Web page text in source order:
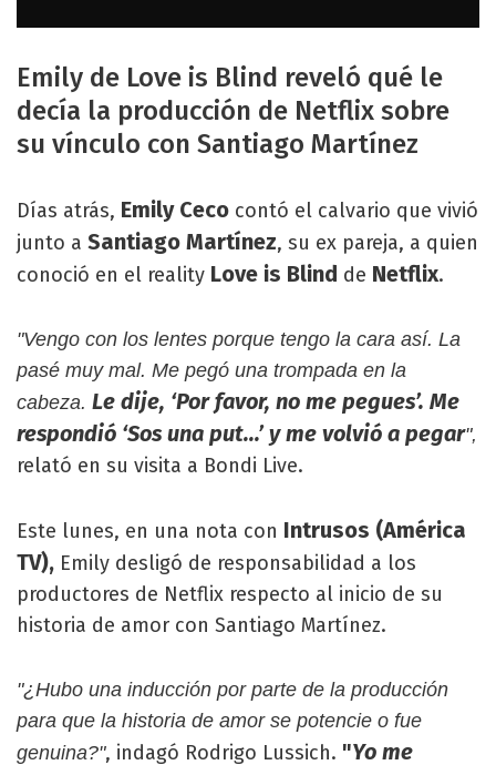
Emily de Love is Blind reveló qué le
decía la producción de Netflix sobre
su vínculo con Santiago Martínez
Días atrás, Emily Ceco contó el calvario que vivió
junto a Santiago Martínez, su ex pareja, a quien
conoció en el reality Love is Blind de Netflix.
"Vengo con los lentes porque tengo la cara así. La
pasé muy mal. Me pegó una trompada en la
cabeza. Le dije, ‘Por favor, no me pegues’. Me
respondió ‘Sos una put...’ y me volvió a pegar",
relató en su visita a Bondi Live.
Este lunes, en una nota con Intrusos (América
TV), Emily desligó de responsabilidad a los
productores de Netflix respecto al inicio de su
historia de amor con Santiago Martínez.
"¿Hubo una inducción por parte de la producción
para que la historia de amor se potencie o fue
genuina?", indagó Rodrigo Lussich. "Yo me